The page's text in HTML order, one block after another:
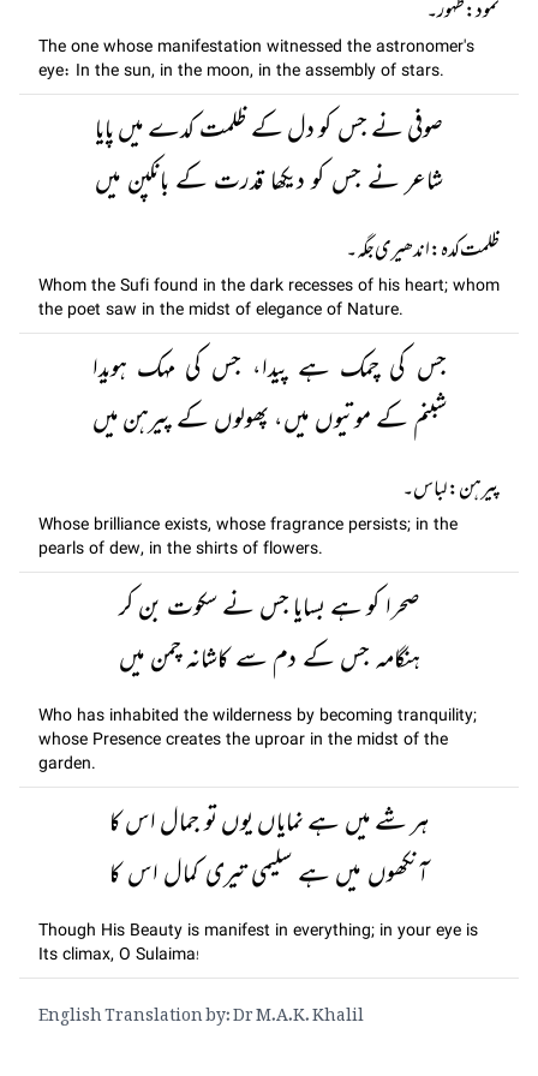
نمود: ظہور۔
The one whose manifestation witnessed the astronomer's
eye: In the sun, in the moon, in the assembly of stars.
صوفی نے جس کو دل کے ظلمت کدے میں پایا
شاعر نے جس کو دیکھا قدرت کے بانکپن میں
ظلمت کدہ: اندھیری جگہ۔
Whom the Sufi found in the dark recesses of his heart; whom
the poet saw in the midst of elegance of Nature.
جس کی چمک ہے پیدا، جس کی مہک ہویدا
شبنم کے موتیوں میں، پھولوں کے پیرہن میں
پیرہن: لباس۔
Whose brilliance exists, whose fragrance persists; in the
pearls of dew, in the shirts of flowers.
صحرا کو ہے بسایا جس نے سکوت بن کر
ہنگامہ جس کے دم سے کاشانہ چمن میں
Who has inhabited the wilderness by becoming tranquility;
whose Presence creates the uproar in the midst of the
garden.
ہر شے میں ہے نمایاں یوں تو جمال اس کا
آنکھوں میں ہے سلیمی تیری کمال اس کا
Though His Beauty is manifest in everything; in your eye is
Its climax, O Sulaima!
English Translation by: Dr M.A.K. Khalil